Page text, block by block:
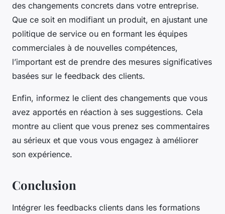
des changements concrets dans votre entreprise.
Que ce soit en modifiant un produit, en ajustant une
politique de service ou en formant les équipes
commerciales à de nouvelles compétences,
l’important est de prendre des mesures significatives
basées sur le feedback des clients.
Enfin, informez le client des changements que vous
avez apportés en réaction à ses suggestions. Cela
montre au client que vous prenez ses commentaires
au sérieux et que vous vous engagez à améliorer
son expérience.
Conclusion
Intégrer les feedbacks clients dans les formations